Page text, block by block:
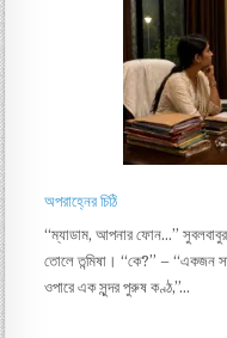
অপরাহ্নের চিঠি
“ম্যাডাম, আপনার ফোন…”
তোলে তন্মিষা। “কে?” – “একজন
ওপারে এক সুন্দর পুরুষ কণ্ঠ,”…